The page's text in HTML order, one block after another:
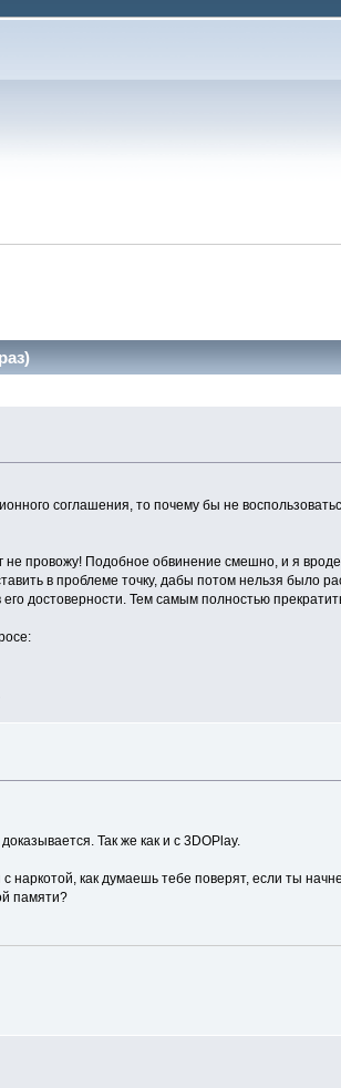
соглашения, то почему бы не
не провожу! Подобное обвинение смешно, и я
в проблеме точку, дабы потом нельзя было
достоверности. Тем самым полностью
Так же как и с 3DOPlay.
наркотой, как думаешь тебе поверят, если ты
памяти?